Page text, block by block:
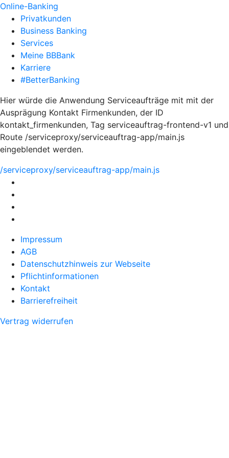
Online-Banking
Privatkunden
Business Banking
Services
Meine BBBank
Karriere
#BetterBanking
Hier würde die Anwendung Serviceaufträge mit mit der
Ausprägung Kontakt Firmenkunden, der ID
kontakt_firmenkunden, Tag serviceauftrag-frontend-v1 und
Route /serviceproxy/serviceauftrag-app/main.js
eingeblendet werden.
/serviceproxy/serviceauftrag-app/main.js
Impressum
AGB
Datenschutzhinweis zur Webseite
Pflichtinformationen
Kontakt
Barrierefreiheit
Vertrag widerrufen